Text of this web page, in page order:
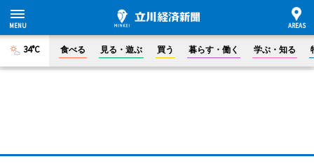
34°C 食べる 見る・遊ぶ 買う 暮らす・働く 学ぶ・知る